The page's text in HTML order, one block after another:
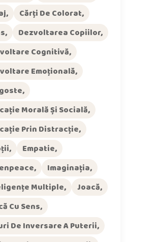
Cărți De Colorat
Dezvoltarea Copiilor
Cognitivă
Emoțională
Morală Și Socială
Prin Distracție
Empatie
Imaginația
Multiple
Joacă
Cu Sens
De Inversare A Puterii